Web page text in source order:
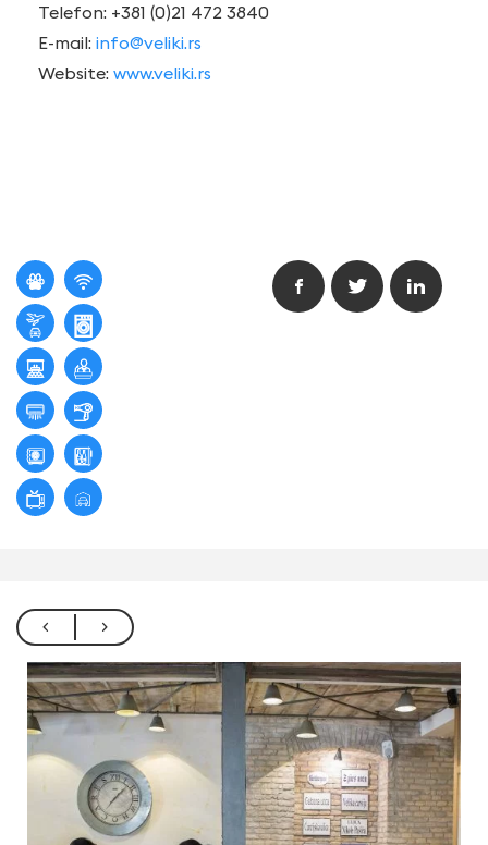
Telefon: +381 (0)21 472 3840
E-mail: info@veliki.rs
Website: www.veliki.rs